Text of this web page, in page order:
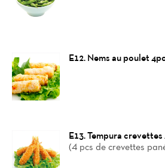
E12. Nems au poulet
E13. Tempura crevettes
(4 pcs de crevettes